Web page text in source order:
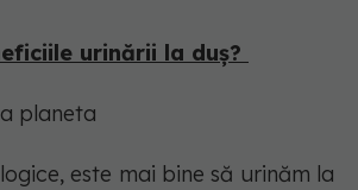
urinării la duș?
planeta
este mai bine să urinăm la